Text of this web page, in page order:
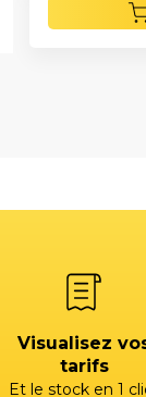
Visualisez
tarifs
Et le stock en 1